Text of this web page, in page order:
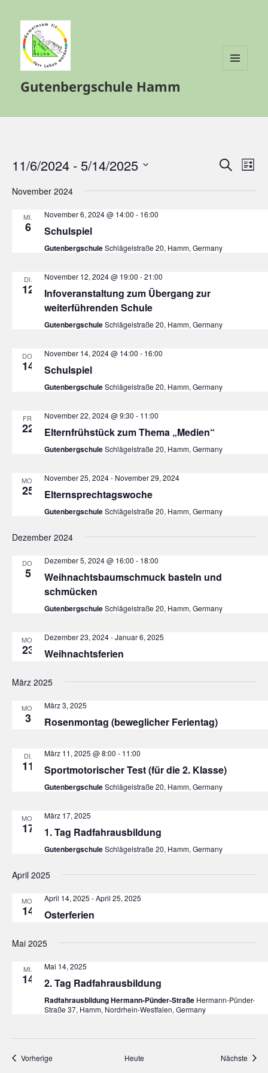
Gutenbergschule Hamm
und
SUCHELISTE
11/6/2024 - 5/14/2025
wählen.
November 2024
MI.
6
November 6, 2024 @ 14:00 - 16:00
Schulspiel
GutenbergschuleSchlägelstraße 20, Hamm, Germany
DI.
12
November 12, 2024 @ 19:00 -21:00
Infoveranstaltung zum Übergang zur
weiterführenden Schule
GutenbergschuleSchlägelstraße 20, Hamm, Germany
DO.
14
November 14, 2024 @ 14:00 - 16:00
Schulspiel
GutenbergschuleSchlägelstraße 20, Hamm, Germany
FR.
22
November 22, 2024 @ 9:30 - 11:00
Elternfrühstück zum Thema „Medien“
GutenbergschuleSchlägelstraße 20, Hamm, Germany
MO.
25
November 25, 2024- November 29, 2024
Elternsprechtagswoche
GutenbergschuleSchlägelstraße 20, Hamm, Germany
Dezember 2024
DO.
5
Dezember 5, 2024 @ 16:00 - 18:00
Weihnachtsbaumschmuck basteln und
schmücken
GutenbergschuleSchlägelstraße 20, Hamm, Germany
MO.
23
Dezember 23, 2024-Januar 6, 2025
Weihnachtsferien
März 2025
MO.
3
März 3, 2025
Rosenmontag (beweglicher Ferientag)
DI.
11
März 11, 2025 @ 8:00 - 11:00
Sportmotorischer Test (für die 2. Klasse)
GutenbergschuleSchlägelstraße 20, Hamm, Germany
MO.
17
März 17, 2025
1. Tag Radfahrausbildung
GutenbergschuleSchlägelstraße 20, Hamm, Germany
April 2025
MO.
14
April 14, 2025 -April 25, 2025
Osterferien
Mai 2025
MI.
14
Mai 14, 2025
2. Tag Radfahrausbildung
Radfahrausbildung Hermann-Pünder-Straße Hermann-Pünder-
Straße 37, Hamm, Nordrhein-Westfalen, Germany
VorherigeVeranstaltungen Heute Nächste